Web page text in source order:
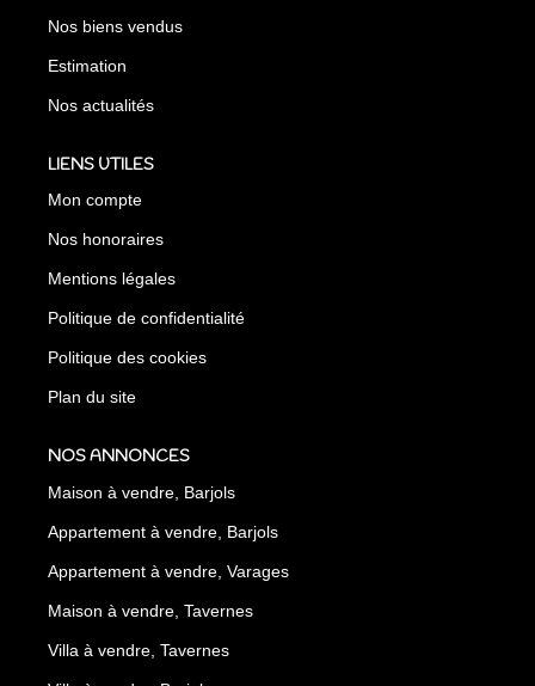
Nos biens vendus
Estimation
Nos actualités
LIENS UTILES
Mon compte
Nos honoraires
Mentions légales
Politique de confidentialité
Politique des cookies
Plan du site
NOS ANNONCES
Maison à vendre, Barjols
Appartement à vendre, Barjols
Appartement à vendre, Varages
Maison à vendre, Tavernes
Villa à vendre, Tavernes